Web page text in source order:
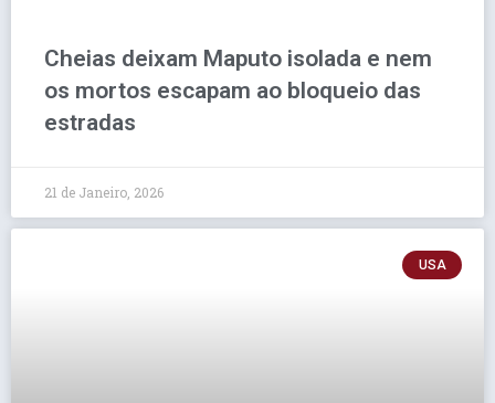
Cheias deixam Maputo isolada e nem
os mortos escapam ao bloqueio das
estradas
21 de Janeiro, 2026
USA